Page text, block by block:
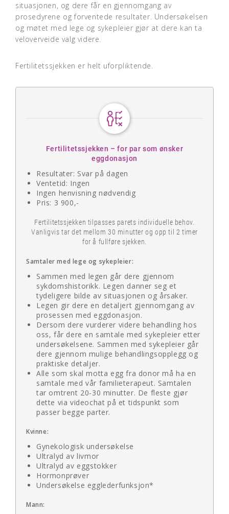
situasjonen, og dere får en gjennomgang av
prosedyrene og forventede resultater. Undersøkelsen
og møtet med lege og sykepleier gjør at dere kan ta
veloverveide valg videre.
Fertilitetssjekken er helt uforpliktende.
Fertilitetssjekken – for par som ønsker
eggdonasjon
Resultater: Svar på dagen
Ventetid: Ingen
Ingen henvisning nødvendig
Pris: 3 900,-
Fertilitetssjekken tilpasses parets individuelle behov.
Vanligvis tar det mellom 30 minutter og opp til 2 timer
for å fullføre sjekken.
Samtaler med lege og sykepleier:
Sammen med legen går dere gjennom
sykdomshistorikk. Legen danner seg et
tydeligere bilde av situasjonen og årsaker.
Legen gir dere en detaljert gjennomgang av
prosessen med eggdonasjon.
Dersom dere vurderer videre behandling hos
oss, får dere en samtale med sykepleier etter
undersøkelsene. Sammen med sykepleier går
dere gjennom mulige behandlingsopplegg og
praktiske detaljer.
Alle som skal motta egg fra donor må ha en
samtale med vår familieterapeut. Samtalen
tar omtrent 20-30 minutter. De fleste gjør
dette via videochat på et tidspunkt som
passer begge parter.
Kvinne:
Gynekologisk undersøkelse
Ultralyd av livmor
Ultralyd av eggstokker
Hormonprøver
Undersøkelse egglederfunksjon*
Mann: